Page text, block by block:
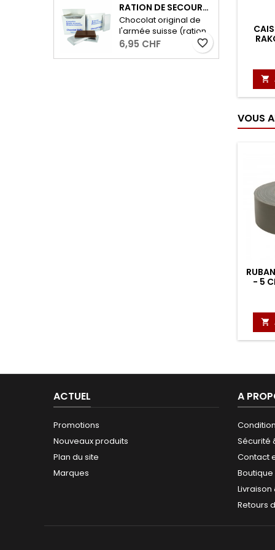
pour les randonnées
ou comme en-cas
entre les deux! Poids :
50g
RATION DE SECOURS MILITAIRE - 2 X 96G
Chocolat original de
l'armée suisse (ration
de secours) avec 53%
de cacao. - 2 portions
6,95 CHF favorite_border

VOUS
- 5

ACTUEL
Promotions
Nouveaux produits
Plan du site
Marques
A
Sécurité
Contact
Retours